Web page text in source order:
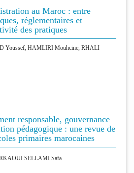
au Maroc : entre
réglementaires et
des pratiques
Youssef, HAMLIRI Mouhcine, RHALI
responsable, gouvernance
pédagogique : une revue de
primaires marocaines
SELLAMI Safa